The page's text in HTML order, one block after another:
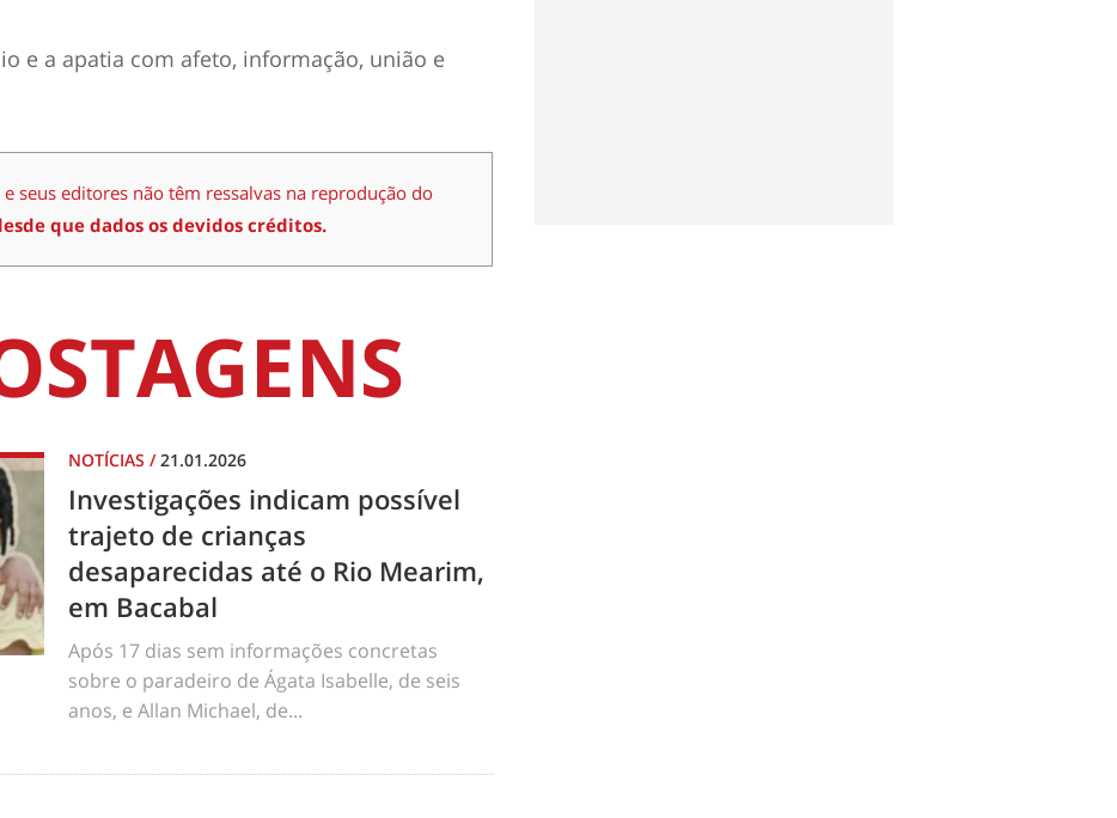
e a apatia com afeto, informação, união e
seus editores não têm ressalvas na reprodução do
que dados os devidos créditos.
NOTÍCIAS /21.01.2026
Investigações indicam possível
trajeto de crianças
desaparecidas até o Rio Mearim,
em Bacabal
Após 17 dias sem informações concretas
sobre o paradeiro de Ágata Isabelle, de seis
anos, e Allan Michael, de...